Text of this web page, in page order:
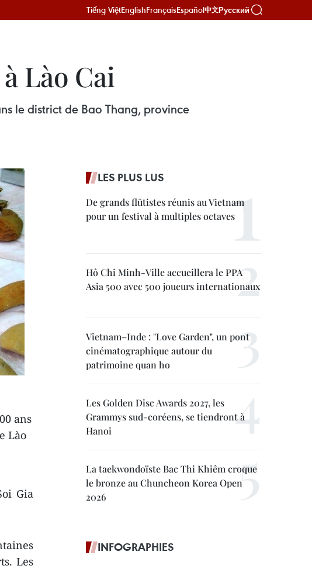
Tiếng ViệtEnglishFrançaisEspañol中文Русский
Lào Cai
le district de Bao Thang, province
ans
Lào
Gia
Les
LES PLUS LUS
De grands flûtistes réunis au Vietnam
pour un festival à multiples octaves
Hô Chi Minh-Ville accueillera le PPA
Asia 500 avec 500 joueurs internationaux
Vietnam–Inde : "Love Garden", un pont
cinématographique autour du
patrimoine quan ho
Les Golden Disc Awards 2027, les
Grammys sud-coréens, se tiendront à
Hanoi
La taekwondoïste Bac Thi Khiêm croque
le bronze au Chuncheon Korea Open
2026
INFOGRAPHIES